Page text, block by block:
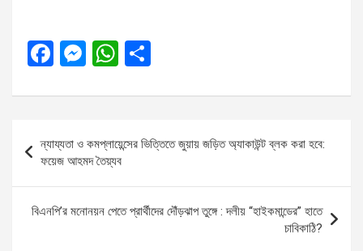
F
ce
o
o
k
M
se
g
er
W
at
A
p
p
ar
e
navigation
ন্যায্যতা ও কমপ্লায়েন্সের ভিত্তিতে জুয়ায় জড়িত অ্যাকাউন্ট ব্লক করা হবে:
ফয়েজ আহমদ তৈয়্যব
বিএনপি’র মনোনয়ন পেতে প্রার্থীদের দৌঁড়ঝাপ তুঙ্গে : দলীয় “হাইকমান্ডের” হাতে
চাবিকাঠি?